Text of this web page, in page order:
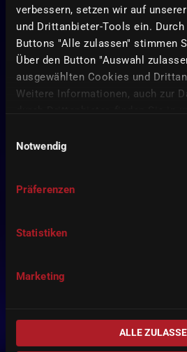
verbessern, setzen wir auf
und Drittanbieter-Tools ein.
Buttons "Alle zulassen" stimmen
Über den Button "Auswahl
ausgewählten Cookies und
Weitere Informationen, auch zur
Notwendig
Präferenzen
Statistiken
Marketing
ALLE